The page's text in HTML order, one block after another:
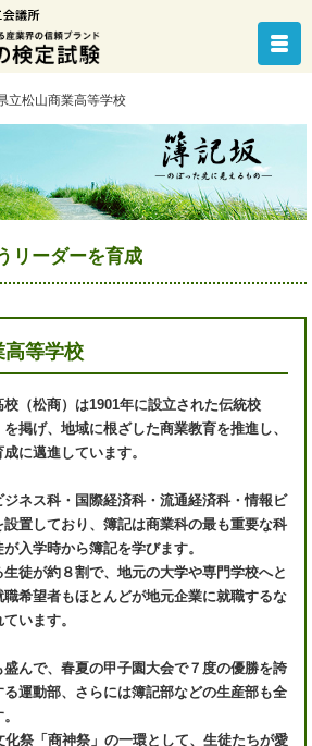
立松山商業高等学校
リーダーを育成
高等学校
（松商）は1901年に設立された伝統校
掲げ、地域に根ざした商業教育を推進し、
に邁進しています。
ネス科・国際経済科・流通経済科・情報ビ
置しており、簿記は商業科の最も重要な科
入学時から簿記を学びます。
徒が約８割で、地元の大学や専門学校へと
希望者もほとんどが地元企業に就職するな
います。
んで、春夏の甲子園大会で７度の優勝を誇
運動部、さらには簿記部などの生産部も全
化祭「商神祭」の一環として、生徒たちが愛